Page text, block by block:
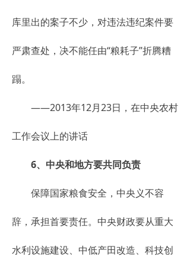
库里出的案子不少，对违法违纪案件要
严肃查处，决不能任由“粮耗子”折腾糟
蹋。
——2013年12月23日，在中央农村
工作会议上的讲话
6、中央和地方要共同负责
保障国家粮食安全，中央义不容
辞，承担首要责任。中央财政要从重大
水利设施建设、中低产田改造、科技创